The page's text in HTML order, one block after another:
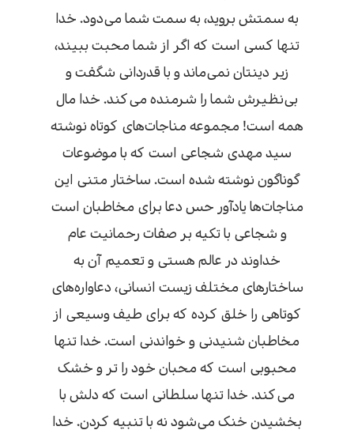
به سمتش بروید، به سمت شما می‌دود. خدا
تنها کسی است که اگر از شما محبت ببیند،
زیر دینتان نمی‌ماند و با قدردانی شگفت و
بی‌نظیرش شما را شرمنده می‌کند. خدا مال
همه است! مجموعه مناجات‌های کوتاه نوشته
سید مهدی شجاعی است که با موضوعات
گوناگون نوشته شده است. ساختار متنی این
مناجات‌ها یادآور حس دعا برای مخاطبان است
و شجاعی با تکیه بر صفات رحمانیت عام
خداوند در عالم هستی و تعمیم آن به
ساختار‌های مختلف زیست انسانی، دعاواره‌های
کوتاهی را خلق کرده که برای طیف وسیعی از
مخاطبان شنیدنی و خواندنی است. خدا تنها
محبوبی است که محبان خود را‌ تر و خشک
می‌کند. خدا تنها سلطانی است که دلش با
بخشیدن خنک می‌شود نه با تنبیه کردن. خدا